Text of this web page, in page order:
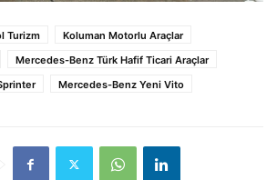
Turizm
Koluman Motorlu Araçlar
Mercedes-Benz Türk Hafif Ticari Araçlar
Mercedes-Benz Yeni Vito